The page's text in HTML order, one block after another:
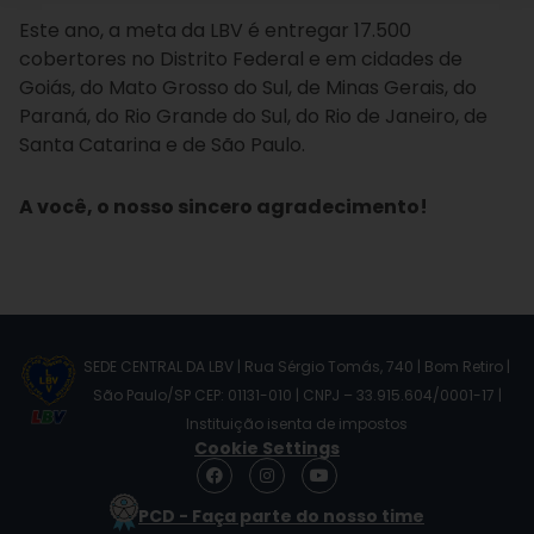
Este ano, a meta da LBV é entregar 17.500
cobertores no Distrito Federal e em cidades de
Goiás, do Mato Grosso do Sul, de Minas Gerais, do
Paraná, do Rio Grande do Sul, do Rio de Janeiro, de
Santa Catarina e de São Paulo.
A você, o nosso sincero agradecimento!
SEDE CENTRAL DA LBV | Rua Sérgio Tomás, 740 | Bom Retiro |
São Paulo/SP CEP: 01131-010 | CNPJ – 33.915.604/0001-17 |
Instituição isenta de impostos
Cookie Settings
F
a
e
I
n
s
t
Y
o
t
PCD - Faça parte do nosso time